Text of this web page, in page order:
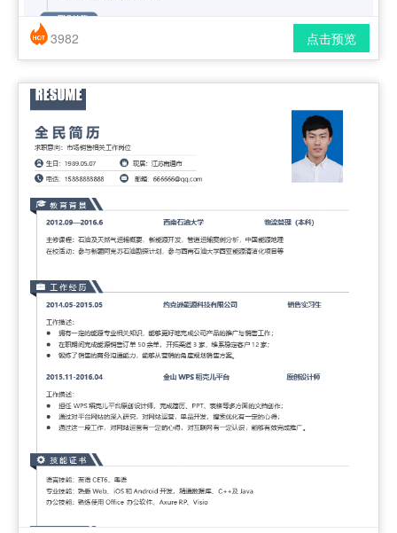
简历风格： 时尚 / 简洁 / 应届生
点击预览
3982